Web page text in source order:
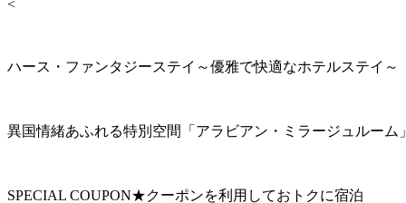
<
ハース・ファンタジーステイ～優雅で快適なホテルステイ～
異国情緒あふれる特別空間「アラビアン・ミラージュルーム
SPECIAL COUPON★クーポンを利用しておトクに宿泊